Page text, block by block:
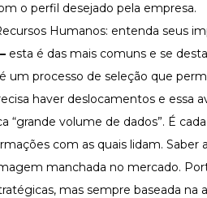
o perfil desejado pela empresa.
esta é das mais comuns e se
um processo de seleção que
haver deslocamentos e essa
“grande volume de dados”. É
com as quais lidam.
manchada no mercado.
mas sempre baseada na